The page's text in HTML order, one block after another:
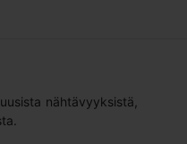
nähtävyyksistä,